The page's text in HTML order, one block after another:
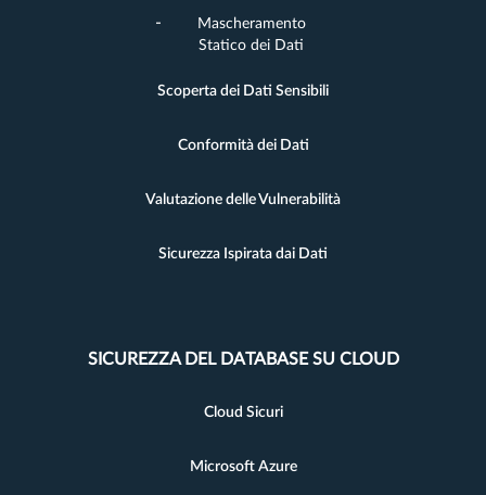
Mascheramento
Statico dei Dati
Scoperta dei Dati Sensibili
Conformità dei Dati
Valutazione delle Vulnerabilità
Sicurezza Ispirata dai Dati
SICUREZZA DEL DATABASE SU CLOUD
Cloud Sicuri
Microsoft Azure